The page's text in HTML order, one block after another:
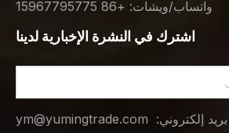
واتساب/ويشات: +86 15967795775
اشترك في النشرة الإخبارية لدينا
بريد إلكتروني: ym@yumingtrade.com